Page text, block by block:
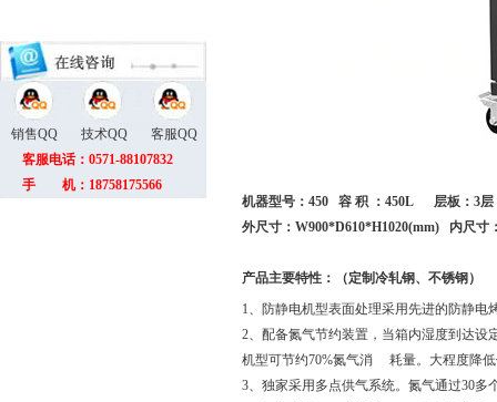
销售QQ 技术QQ
客服QQ
客服电话：0571-88107832
手 机：18758175566
机器型号：450 容 积 ：450L 层板：3层
外尺寸：W900*D610*H1020(mm) 内尺寸
产品主要特性：（定制冷轧钢、不锈钢）
1、防静电机型表面处理采用先进的防静电
2、配备氮气节约装置，当箱内湿度到达设
机型可节约70%氮气消 耗量。大程度降
3、独家采用多点供气系统。氮气通过30